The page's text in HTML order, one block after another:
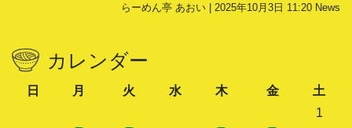
らーめん亭 あおい | 2025年10月3日 11:20 News
カレンダー
日 月 火 水 木 金
土
1